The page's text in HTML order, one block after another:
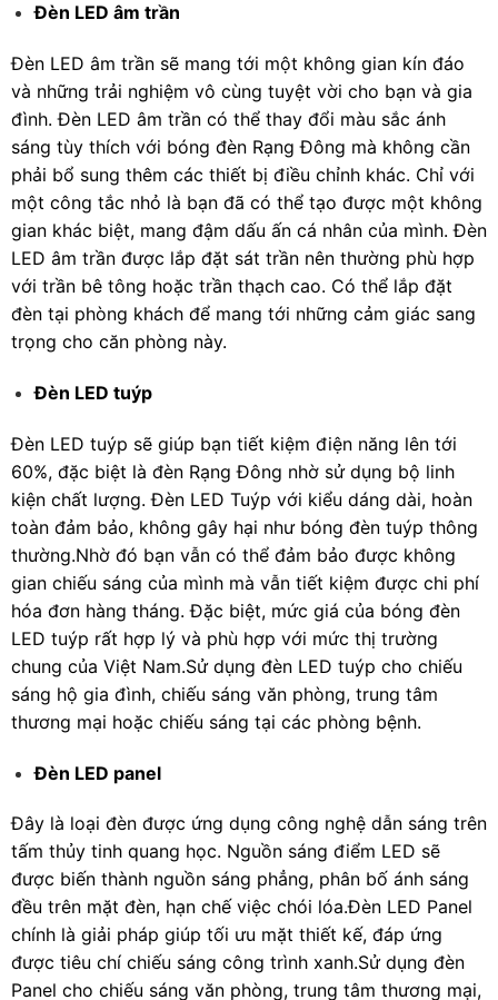
Đèn LED âm trần
Đèn LED âm trần sẽ mang tới một không gian kín đáo
và những trải nghiệm vô cùng tuyệt vời cho bạn và gia
đình. Đèn LED âm trần có thể thay đổi màu sắc ánh
sáng tùy thích với bóng đèn Rạng Đông mà không cần
phải bổ sung thêm các thiết bị điều chỉnh khác. Chỉ với
một công tắc nhỏ là bạn đã có thể tạo được một không
gian khác biệt, mang đậm dấu ấn cá nhân của mình. Đèn
LED âm trần được lắp đặt sát trần nên thường phù hợp
với trần bê tông hoặc trần thạch cao. Có thể lắp đặt
đèn tại phòng khách để mang tới những cảm giác sang
trọng cho căn phòng này.
Đèn LED tuýp
Đèn LED tuýp sẽ giúp bạn tiết kiệm điện năng lên tới
60%, đặc biệt là đèn Rạng Đông nhờ sử dụng bộ linh
kiện chất lượng. Đèn LED Tuýp với kiểu dáng dài, hoàn
toàn đảm bảo, không gây hại như bóng đèn tuýp thông
thường.Nhờ đó bạn vẫn có thể đảm bảo được không
gian chiếu sáng của mình mà vẫn tiết kiệm được chi phí
hóa đơn hàng tháng. Đặc biệt, mức giá của bóng đèn
LED tuýp rất hợp lý và phù hợp với mức thị trường
chung của Việt Nam.Sử dụng đèn LED tuýp cho chiếu
sáng hộ gia đình, chiếu sáng văn phòng, trung tâm
thương mại hoặc chiếu sáng tại các phòng bệnh.
Đèn LED panel
Đây là loại đèn được ứng dụng công nghệ dẫn sáng trên
tấm thủy tinh quang học. Nguồn sáng điểm LED sẽ
được biến thành nguồn sáng phẳng, phân bố ánh sáng
đều trên mặt đèn, hạn chế việc chói lóa.Đèn LED Panel
chính là giải pháp giúp tối ưu mặt thiết kế, đáp ứng
được tiêu chí chiếu sáng công trình xanh.Sử dụng đèn
Panel cho chiếu sáng văn phòng, trung tâm thương mại,